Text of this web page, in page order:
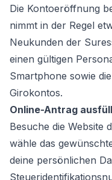
Die Kontoeröffnung
nimmt in der Regel
Neukunden der
einen gültigen
Smartphone sowie
Girokontos.
Online-Antrag
Besuche die Website
wähle das
deine persönlichen